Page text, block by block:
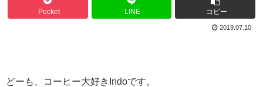
Pocket LINE コピー
2019.07.10
どーも、コーヒー大好きIndoです。